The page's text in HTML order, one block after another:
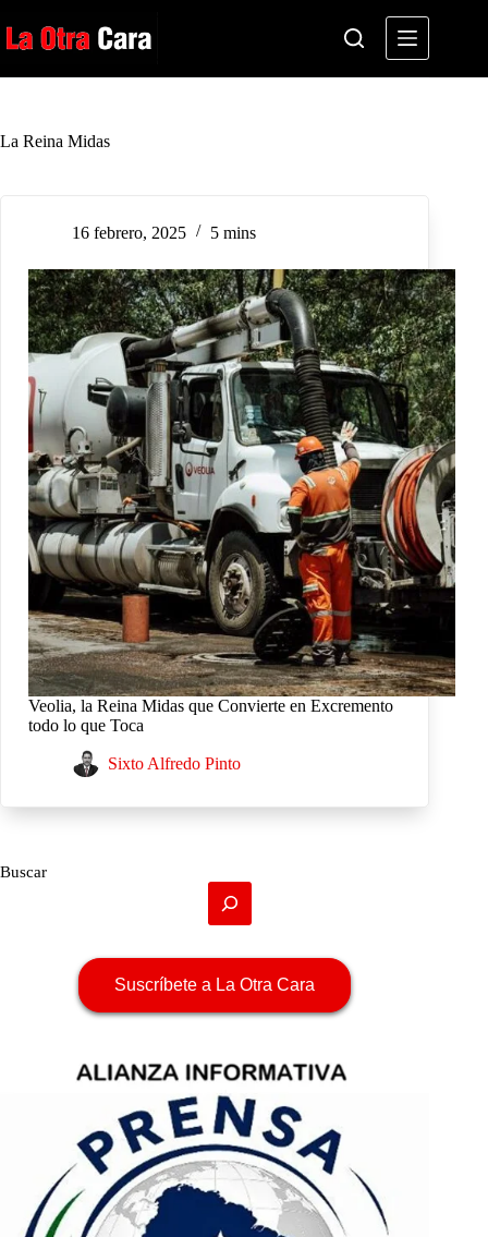
al
contenido
La Reina Midas
16 febrero, 2025 5 mins
Veolia, la Reina Midas que Convierte en Excremento
todo lo que Toca
Sixto Alfredo Pinto
Buscar
Suscríbete a La Otra Cara